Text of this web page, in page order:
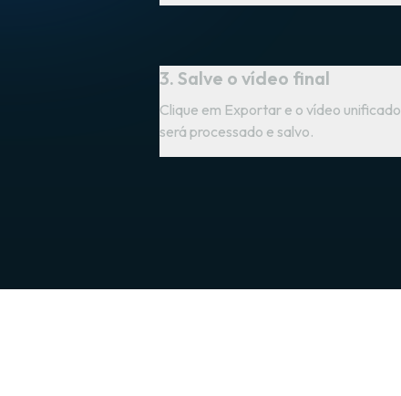
3. Salve o vídeo final
Clique em Exportar e o vídeo unificado
será processado e salvo.